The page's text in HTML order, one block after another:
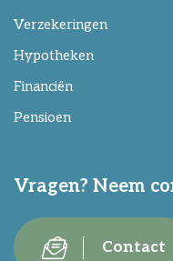
Verzekeringen
Hypotheken
Financiën
Pensioen
Vragen? Neem
Contact